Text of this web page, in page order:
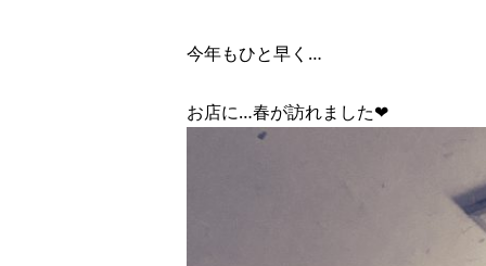
今年もひと早く…
お店に…春が訪れました❤︎